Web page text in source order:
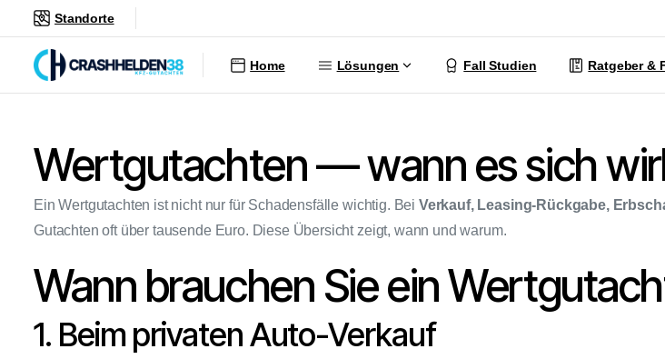
Standorte
Home Lösungen Fall Studien Ratgeber &
Wertgutachten — wann es sich
Ein Wertgutachten ist nicht nur für Schadensfälle wichtig. Bei Verkauf, Leasing-Rückgabe,
Gutachten oft über tausende Euro. Diese Übersicht zeigt, wann und warum.
Wann brauchen Sie ein
1. Beim privaten Auto-Verkauf